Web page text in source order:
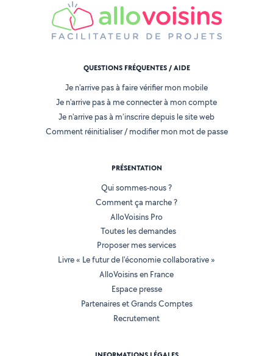
QUESTIONS FRÉQUENTES / AIDE
Je n'arrive pas à faire vérifier mon mobile
Je n'arrive pas à me connecter à mon compte
Je n'arrive pas à m'inscrire depuis le site web
Comment réinitialiser / modifier mon mot de passe
PRÉSENTATION
Qui sommes-nous ?
Comment ça marche ?
AlloVoisins Pro
Toutes les demandes
Proposer mes services
Livre « Le futur de l'économie collaborative »
AlloVoisins en France
Espace presse
Partenaires et Grands Comptes
Recrutement